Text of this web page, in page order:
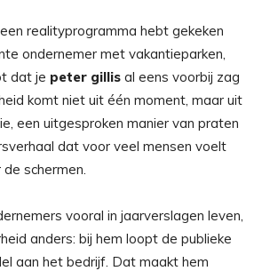
realityprogramma hebt gekeken
ondernemer met vakantieparken,
dat je peter gillis al eens voorbij zag
komt niet uit één moment, maar uit
een uitgesproken manier van praten
dat voor veel mensen voelt
schermen.
vooral in jaarverslagen leven,
anders: bij hem loopt de publieke
aan het bedrijf. Dat maakt hem